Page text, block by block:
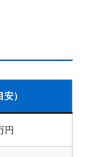
）
円